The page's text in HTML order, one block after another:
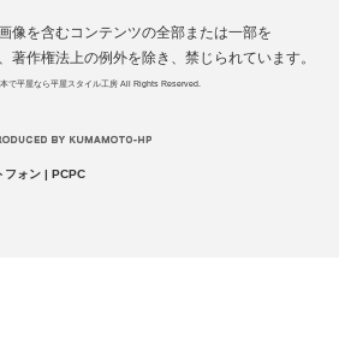
像を含むコンテンツの全部または一部を
著作権法上の例外を除き、禁じられています。
で平屋なら平屋スタイル工房All Rights Reserved.
フォン | PCPC